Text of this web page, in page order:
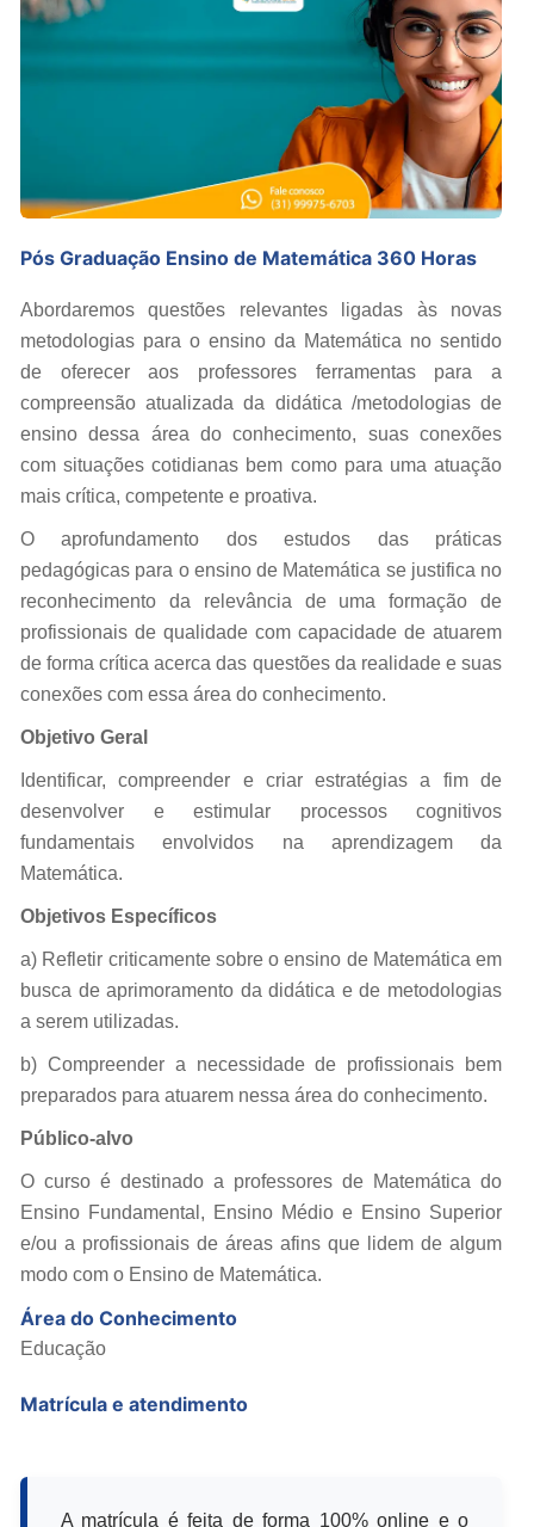
Pós Graduação Ensino de Matemática 360 Horas
Abordaremos questões relevantes ligadas às novas
metodologias para o ensino da Matemática no sentido
de oferecer aos professores ferramentas para a
compreensão atualizada da didática /metodologias de
ensino dessa área do conhecimento, suas conexões
com situações cotidianas bem como para uma atuação
mais crítica, competente e proativa.
O aprofundamento dos estudos das práticas
pedagógicas para o ensino de Matemática se justifica no
reconhecimento da relevância de uma formação de
profissionais de qualidade com capacidade de atuarem
de forma crítica acerca das questões da realidade e suas
conexões com essa área do conhecimento.
Objetivo Geral
Identificar, compreender e criar estratégias a fim de
desenvolver e estimular processos cognitivos
fundamentais envolvidos na aprendizagem da
Matemática.
Objetivos Específicos
a) Refletir criticamente sobre o ensino de Matemática em
busca de aprimoramento da didática e de metodologias
a serem utilizadas.
b) Compreender a necessidade de profissionais bem
preparados para atuarem nessa área do conhecimento.
Público-alvo
O curso é destinado a professores de Matemática do
Ensino Fundamental, Ensino Médio e Ensino Superior
e/ou a profissionais de áreas afins que lidem de algum
modo com o Ensino de Matemática.
Área do Conhecimento
Educação
Matrícula e atendimento
A matrícula é feita de forma 100% online e o